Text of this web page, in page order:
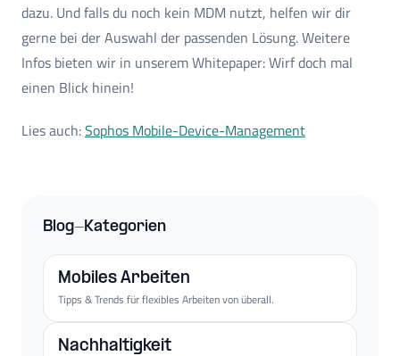
dazu. Und falls du noch kein MDM nutzt, helfen wir dir
gerne bei der Auswahl der passenden Lösung. Weitere
Infos bieten wir in unserem Whitepaper: Wirf doch mal
einen Blick hinein!
Lies auch:Sophos Mobile-Device-Management
Blog-Kategorien
Mobiles Arbeiten
Tipps & Trends für flexibles Arbeiten von überall.
Nachhaltigkeit